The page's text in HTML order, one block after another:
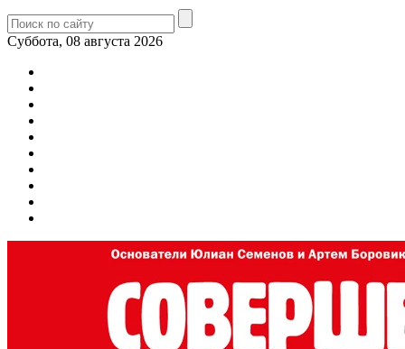
Суббота, 08 августа 2026